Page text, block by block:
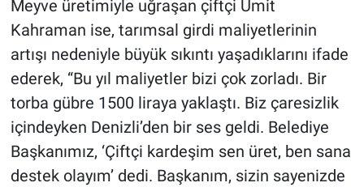
Meyve üretimiyle uğraşan çiftçi Ümit
Kahraman ise, tarımsal girdi maliyetlerinin
artışı nedeniyle büyük sıkıntı yaşadıklarını ifade
ederek, “Bu yıl maliyetler bizi çok zorladı. Bir
torba gübre 1500 liraya yaklaştı. Biz çaresizlik
içindeyken Denizli’den bir ses geldi. Belediye
Başkanımız, ‘Çiftçi kardeşim sen üret, ben sana
destek olayım’ dedi. Başkanım, sizin sayenizde